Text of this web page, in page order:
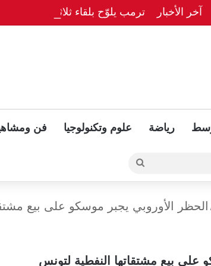
آخر الأخبار ترمب يلوّح بلقاء ثلاثي مع بوتين
رياضة علوم وتكنولوجيا فن
البحث
الحظر الأوروبي يجبر موسكو على بيع
على بيع مشتقاتها النفطية لتونس